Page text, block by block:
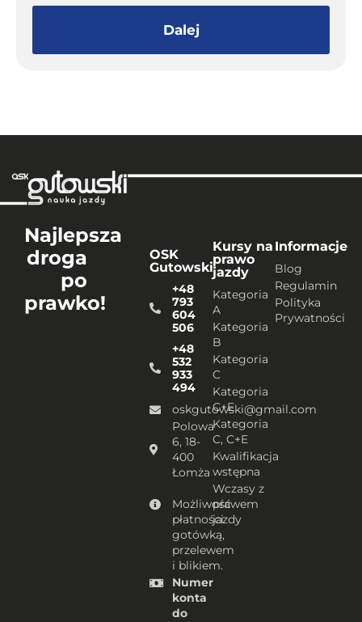
Dalej
OSK
Gutowski
+48
793
604
506
+48
532
933
494
oskgutowski@gmail.com
Polowa
6, 18-
400
Łomża
Możliwość
płatności
gotówką,
przelewem
i blikiem.
Numer
konta
do
Kursy na
prawo
jazdy
Kategoria
A
Kategoria
B
Kategoria
C
Kategoria
C+E
Kategoria
C, C+E
Kwalifikacja
wstępna
Wczasy z
prawem
jazdy
Informacje
Blog
Regulamin
Polityka
Prywatności
Najlepsza
droga
po
prawko!